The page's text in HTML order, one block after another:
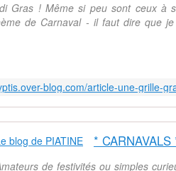
Gras ! Même si peu sont ceux à
de Carnaval - il faut dire que
de festivités ou simples